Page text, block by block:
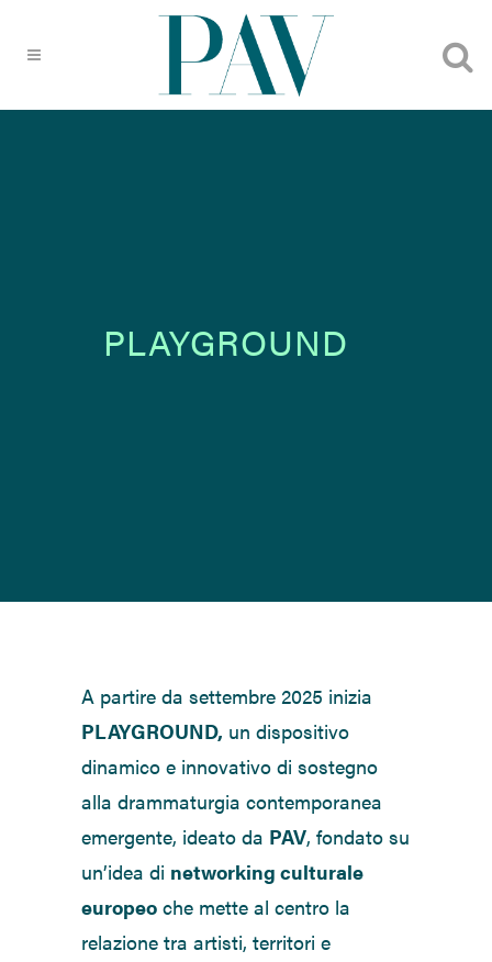
PLAYGROUND
A partire da settembre 2025 inizia
PLAYGROUND, un dispositivo
dinamico e innovativo di sostegno
alla drammaturgia contemporanea
emergente, ideato da PAV, fondato su
un’idea di networking culturale
europeo che mette al centro la
relazione tra artisti, territori e